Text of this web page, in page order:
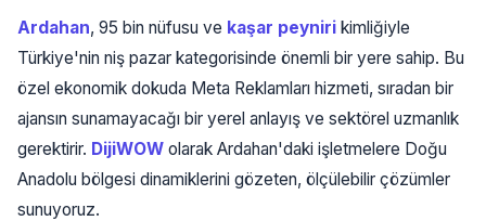
Ardahan, 95 bin nüfusu ve kaşar peyniri kimliğiyle
Türkiye'nin niş pazar kategorisinde önemli bir yere sahip. Bu
özel ekonomik dokuda Meta Reklamları hizmeti, sıradan bir
ajansın sunamayacağı bir yerel anlayış ve sektörel uzmanlık
gerektirir. DijiWOW olarak Ardahan'daki işletmelere Doğu
Anadolu bölgesi dinamiklerini gözeten, ölçülebilir çözümler
sunuyoruz.